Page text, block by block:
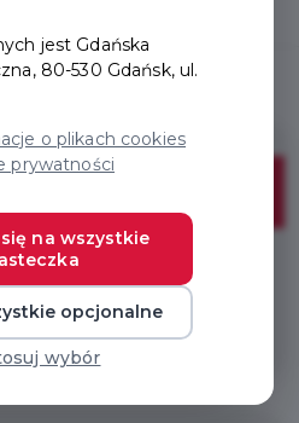
from the menu
Explorer Package
jest Gdańska
80-530 Gdańsk, ul.
o plikach cookies
prywatności
na wszystkie
opcjonalne
wybór